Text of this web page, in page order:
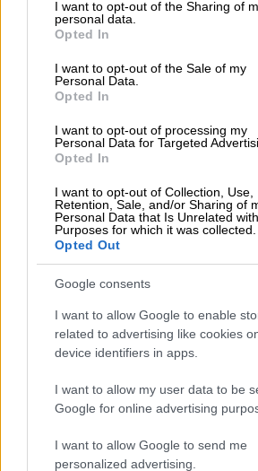
not limited to your visit or usage
grant or deny consent to Google and its
use your data for below specified
consent section.
I want to opt-out of the Sharing of
personal data.
Opted In
I want to opt-out of the Sale of my
Personal Data.
Opted In
I want to opt-out of processing my
Personal Data for Targeted
Opted In
I want to opt-out of Collection, Use,
Retention, Sale, and/or Sharing of
Personal Data that Is Unrelated
Purposes for which it was collected.
Opted Out
Google consents
I want to allow Google to enable
related to advertising like cookies
device identifiers in apps.
I want to allow my user data to be
Google for online advertising
I want to allow Google to send me
personalized advertising.
αποκαλύψεων, το έργο θέτει
ερωτήματα:
του δικαίου και πού αρχίζει
Είναι η συγχώρεση ο μόνος
προσωπική και κοινωνική
Γραμμένο το 1990, το έργο
θεωρείται πλέον κλασικό
πολιτικού και ψυχολογικού
συνεχείς ανατροπές και
δραματουργική ένταση,
ενδιαφέρον του κοινού
σκηνή, αφήνοντας ανοιχτό
το τι είναι πραγματικότητα
προσωπική αλήθεια.
Καθοριστικό ρόλο στην
ιστορίας διαδραματίζει και
κουαρτέτο εγχόρδων του
«Der Tod und das Madchen»